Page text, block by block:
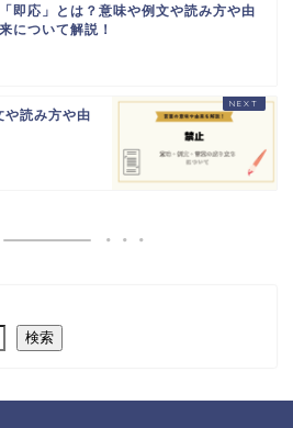
「即応」とは？意味や例文や読み方や由
来について解説！
や読み方や由
検索